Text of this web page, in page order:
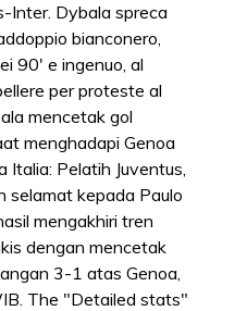
Inter. Dybala spreca
bianconero,
90' e ingenuo, al
per proteste al
mencetak gol
menghadapi Genoa
Italia: Pelatih Juventus,
selamat kepada Paulo
mengakhiri tren
dengan mencetak
3-1 atas Genoa,
The "Detailed stats"